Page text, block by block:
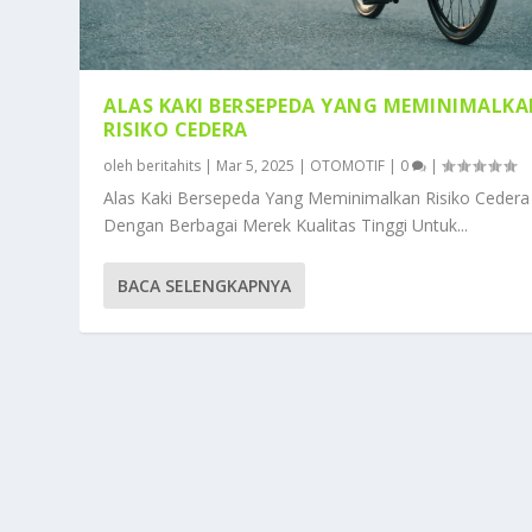
ALAS KAKI BERSEPEDA YANG
RISIKO CEDERA
oleh beritahits | Mar 5, 2025 | OTOMOTIF | 0 |
Alas Kaki Bersepeda Yang Meminimalkan Risiko Cedera
Dengan Berbagai Merek Kualitas Tinggi Untuk...
BACA SELENGKAPNYA